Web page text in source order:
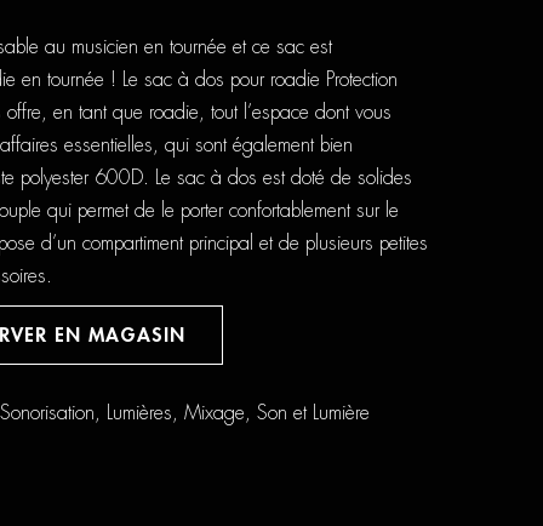
au musicien en tournée et ce sac est
en tournée ! Le sac à dos pour roadie Protection
en tant que roadie, tout l’espace dont vous
essentielles, qui sont également bien
polyester 600D. Le sac à dos est doté de solides
qui permet de le porter confortablement sur le
d’un compartiment principal et de plusieurs petites
EN MAGASIN
Lumières Mixage Son et Lumière